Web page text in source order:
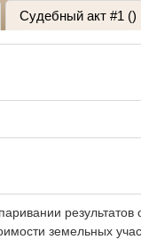
Судебный акт #1 ()
результатов
земельных